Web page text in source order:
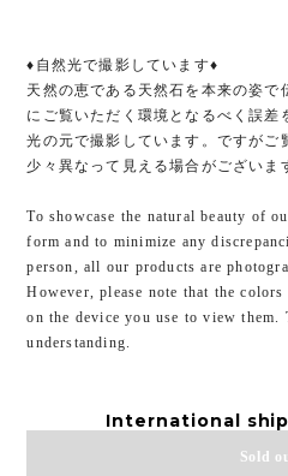
♦自然光で撮影しています♦
天然の恵である天然石を本来の姿で
にご覧いただく環境となるべく誤差
光の元で撮影しています。ですがご
少々異なって見える場合がございま
To showcase the natural beauty of
form and to minimize any
person, all our products are
However, please note that the
on the device you use to view
understanding.
International
Sold